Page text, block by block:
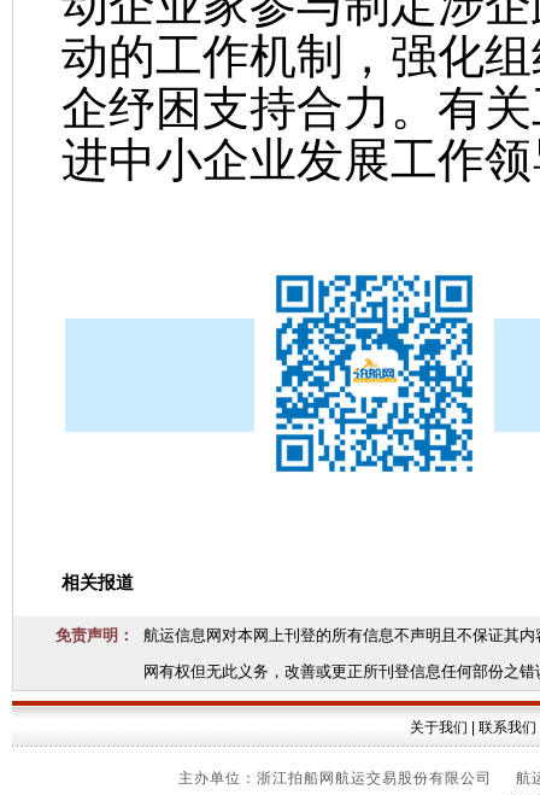
动的工作机制，强化
企纾困支持合力。有
进中小企业发展工作
相关报道
免责声明：
航运信息网对本网上刊登的所有信息不声明且不保证其
网有权但无此义务，改善或更正所刊登信息任何部份之错
关于我们 联系我们
主办单位：浙江拍船网航运交易股份有限公司